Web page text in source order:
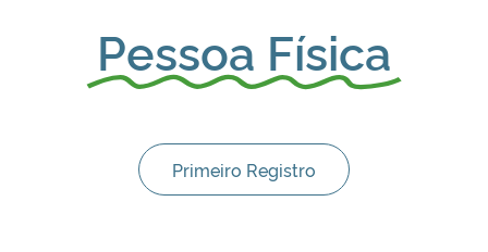
Pessoa Física
Primeiro Registro